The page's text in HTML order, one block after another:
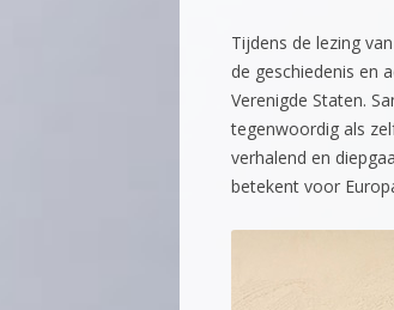
Tijdens de lezing
de geschiedenis en
Verenigde Staten.
tegenwoordig als
verhalend en
betekent voor